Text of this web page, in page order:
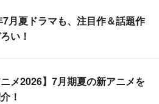
月夏ドラマも、注目作＆話題作
い！
ニメ2026】7月期夏の新アニメを
！